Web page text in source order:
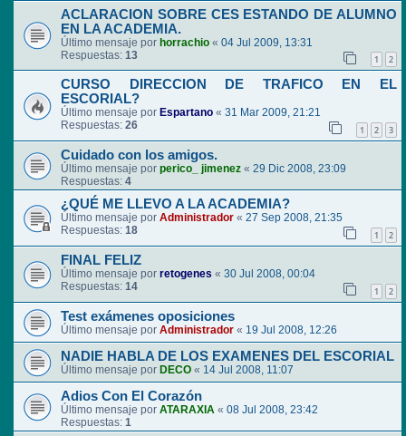
ACLARACION SOBRE CES ESTANDO DE ALUMNO
EN LA ACADEMIA.
Último mensaje por horrachio « 04 Jul 2009, 13:31
Respuestas: 13 1 2
CURSO DIRECCION DE TRAFICO EN EL
ESCORIAL?
Último mensaje por Espartano « 31 Mar 2009, 21:21
Respuestas: 26 1 2 3
Cuidado con los amigos.
Último mensaje por perico_ jimenez « 29 Dic 2008, 23:09
Respuestas: 4
¿QUÉ ME LLEVO A LA ACADEMIA?
Último mensaje por Administrador « 27 Sep 2008, 21:35
Respuestas: 18 1 2
FINAL FELIZ
Último mensaje por retogenes « 30 Jul 2008, 00:04
Respuestas: 14 1 2
Test exámenes oposiciones
Último mensaje por Administrador « 19 Jul 2008, 12:26
NADIE HABLA DE LOS EXAMENES DEL ESCORIAL
Último mensaje por DECO « 14 Jul 2008, 11:07
Adios Con El Corazón
Último mensaje por ATARAXIA « 08 Jul 2008, 23:42
Respuestas: 1